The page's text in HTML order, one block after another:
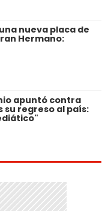
nueva placa de
Hermano:
apuntó contra
su regreso al país: